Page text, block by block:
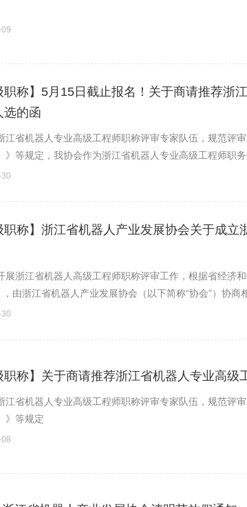
职称】5月15日截止报名！关于商请推荐
选的函
江省机器人专业高级工程师职称评审专家队伍，规范评
》等规定，我协会作为浙江省机器人专业高级工程师职
专家自荐为专家库成员，有关事项通知如下：
职称】浙江省机器人产业发展协会关于成
展浙江省机器人高级工程师职称评审工作，根据省经济
由浙江省机器人产业发展协会（以下简称“协会”）协
委”）。
职称】关于商请推荐浙江省机器人专业高
江省机器人专业高级工程师职称评审专家队伍，规范评
》等规定